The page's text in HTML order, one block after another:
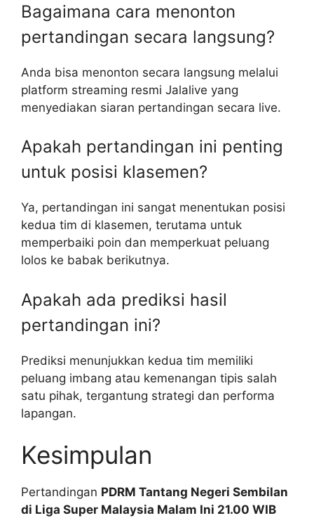
Bagaimana cara menonton
pertandingan secara langsung?
Anda bisa menonton secara langsung melalui
platform streaming resmi Jalalive yang
menyediakan siaran pertandingan secara live.
Apakah pertandingan ini penting
untuk posisi klasemen?
Ya, pertandingan ini sangat menentukan posisi
kedua tim di klasemen, terutama untuk
memperbaiki poin dan memperkuat peluang
lolos ke babak berikutnya.
Apakah ada prediksi hasil
pertandingan ini?
Prediksi menunjukkan kedua tim memiliki
peluang imbang atau kemenangan tipis salah
satu pihak, tergantung strategi dan performa
lapangan.
Kesimpulan
Pertandingan PDRM Tantang Negeri Sembilan
di Liga Super Malaysia Malam Ini 21.00 WIB